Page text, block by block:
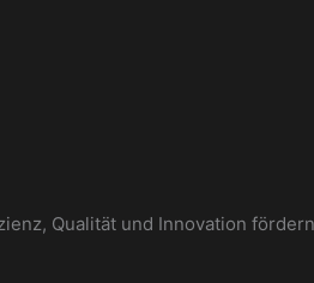
Qualität und Innovation